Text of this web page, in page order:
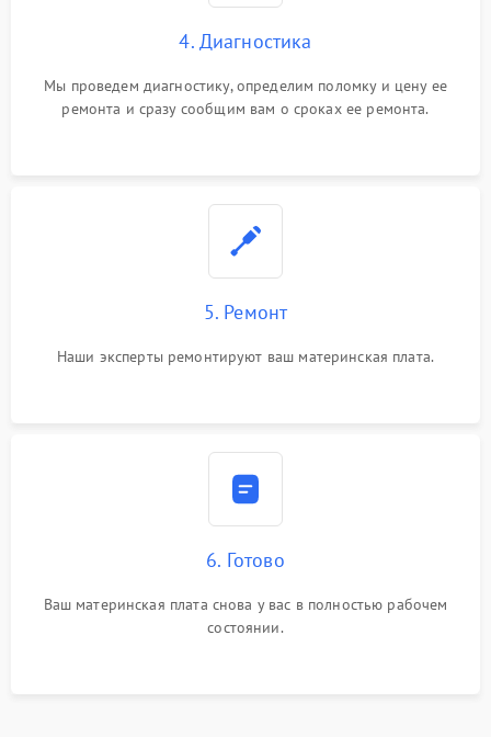
4. Диагностика
Мы проведем диагностику, определим поломку и цену ее
ремонта и сразу сообщим вам о сроках ее ремонта.
5. Ремонт
Наши эксперты ремонтируют ваш материнская плата.
6. Готово
Ваш материнская плата снова у вас в полностью рабочем
состоянии.